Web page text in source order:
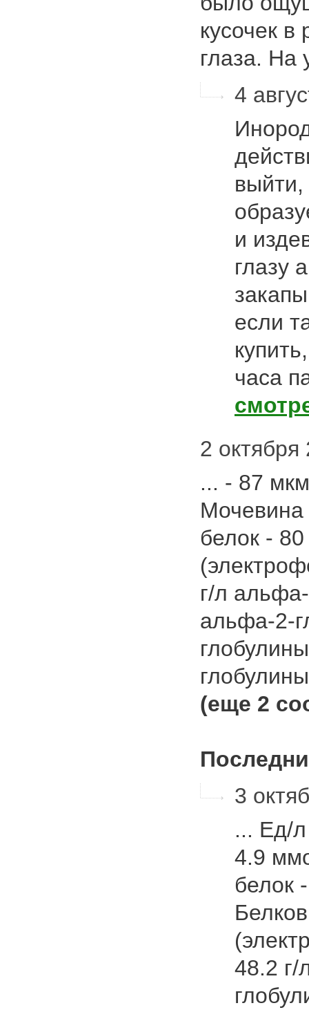
кусочек в
глаза.
4
выйти,
и
глазу
если
часа
2
... - 87
белок -
г/л
альфа-2-
(еще 2
3
... Ед/
4.9
белок
48.2